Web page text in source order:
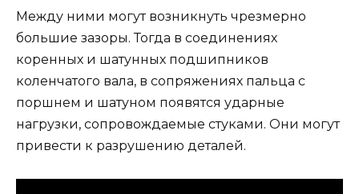
Между ними могут возникнуть чрезмерно
большие зазоры. Тогда в соединениях
коренных и шатунных подшипников
коленчатого вала, в сопряжениях пальца с
поршнем и шатуном появятся ударные
нагрузки, сопровождаемые стуками. Они могут
привести к разрушению деталей.